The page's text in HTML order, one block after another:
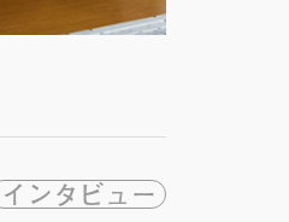
インタビュー